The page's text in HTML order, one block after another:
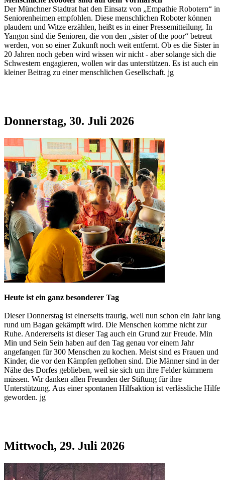
Der Münchner Stadtrat hat den Einsatz von „Empathie Robotern“ in
Seniorenheimen empfohlen. Diese menschlichen Roboter können
plaudern und Witze erzählen, heißt es in einer Pressemitteilung. In
Yangon sind die Senioren, die von den „sister of the poor“ betreut
werden, von so einer Zukunft noch weit entfernt. Ob es die Sister in
20 Jahren noch geben wird wissen wir nicht - aber solange sich die
Schwestern engagieren, wollen wir das unterstützen. Es ist auch ein
kleiner Beitrag zu einer menschlichen Gesellschaft. jg
Donnerstag, 30. Juli 2026
Heute ist ein ganz besonderer Tag
Dieser Donnerstag ist einerseits traurig, weil nun schon ein Jahr lang
rund um Bagan gekämpft wird. Die Menschen komme nicht zur
Ruhe. Andererseits ist dieser Tag auch ein Grund zur Freude. Min
Min und Sein Sein haben auf den Tag genau vor einem Jahr
angefangen für 300 Menschen zu kochen. Meist sind es Frauen und
Kinder, die vor den Kämpfen geflohen sind. Die Männer sind in der
Nähe des Dorfes geblieben, weil sie sich um ihre Felder kümmern
müssen. Wir danken allen Freunden der Stiftung für ihre
Unterstützung. Aus einer spontanen Hilfsaktion ist verlässliche Hilfe
geworden. jg
Mittwoch, 29. Juli 2026